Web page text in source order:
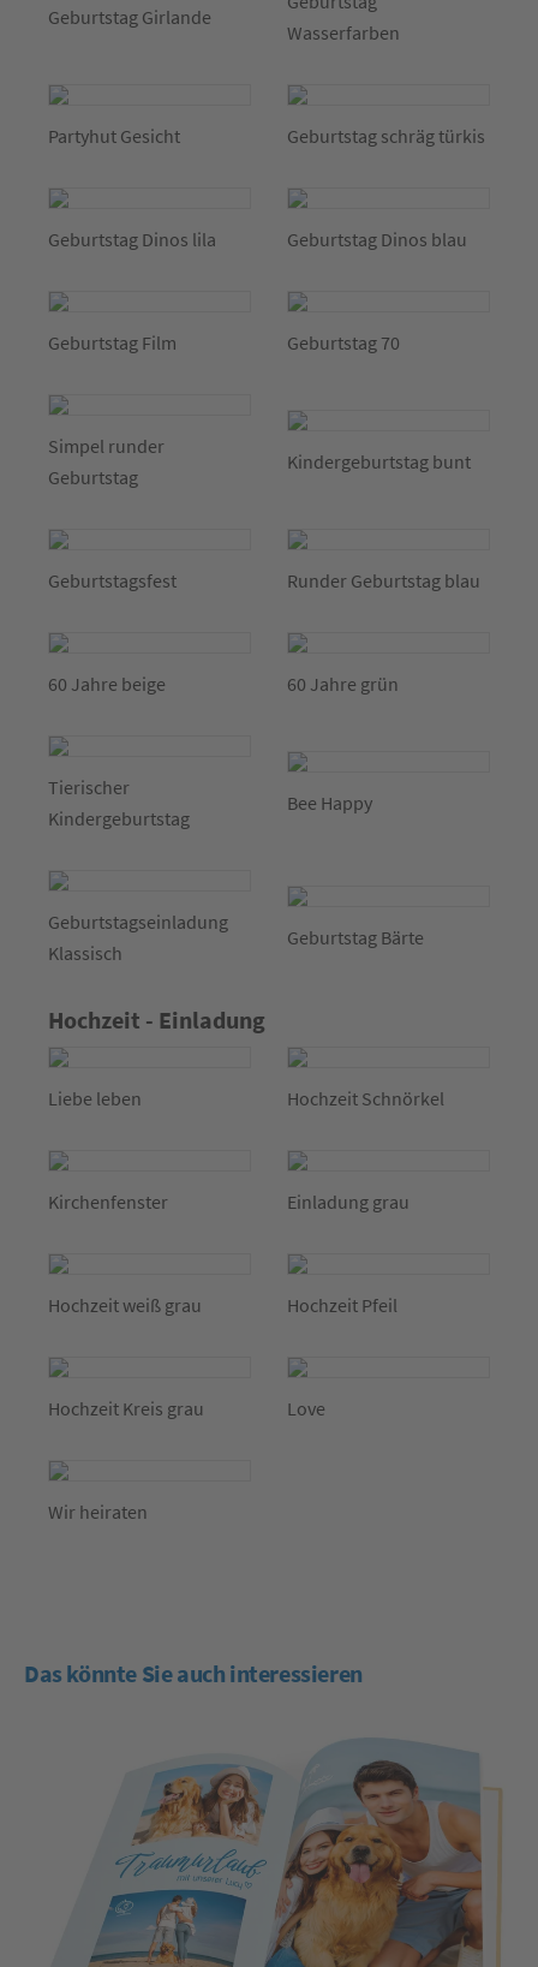
Geburtstag Girlande
Wasserfarben
Partyhut Gesicht Geburtstag schräg türkis
Geburtstag Dinos lila Geburtstag Dinos blau
Geburtstag Film Geburtstag 70
Simpel runder
Geburtstag
Kindergeburtstag bunt
Geburtstagsfest Runder Geburtstag blau
60 Jahre beige 60 Jahre grün
Tierischer
Kindergeburtstag
Bee Happy
Geburtstagseinladung
Klassisch
Geburtstag Bärte
Hochzeit - Einladung
Liebe leben Hochzeit Schnörkel
Kirchenfenster Einladung grau
Hochzeit weiß grau Hochzeit Pfeil
Hochzeit Kreis grau Love
Wir heiraten
Das könnte Sie auch interessieren